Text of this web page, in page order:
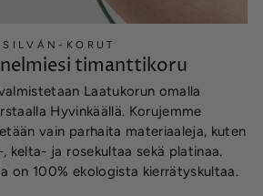
SILVÁN-KORUT
timanttikoru
Laatukorun omalla
Hyvinkäällä. Korujemme
vain parhaita materiaaleja, kuten
, kelta- ja rosekultaa sekä platinaa.
on 100% ekologista kierrätyskultaa.